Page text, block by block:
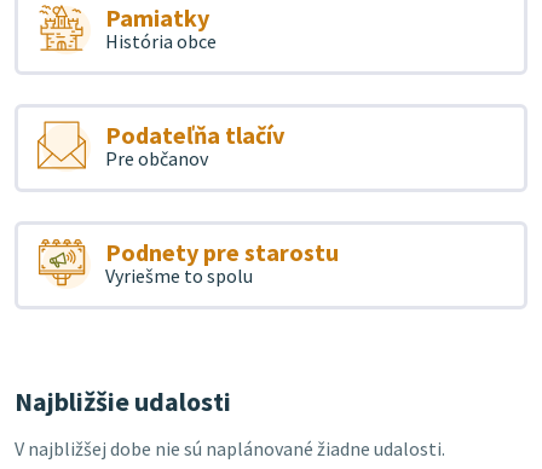
Pamiatky
História obce
Podateľňa tlačív
Pre občanov
Podnety pre starostu
Vyriešme to spolu
Najbližšie udalosti
V najbližšej dobe nie sú naplánované žiadne udalosti.